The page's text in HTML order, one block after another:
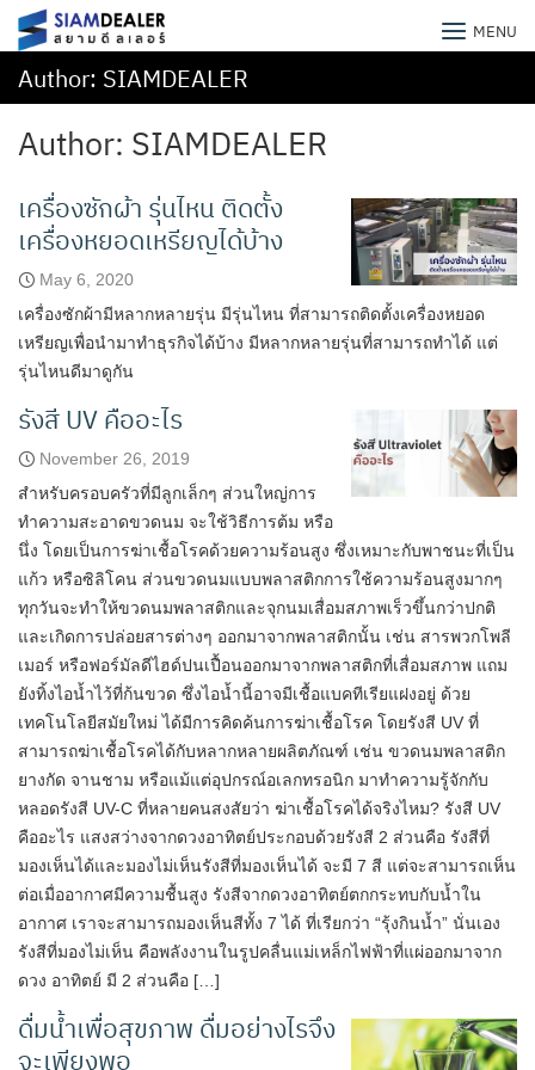
Skip
content
SiamDealer สยามดีลเลอร์ MENU
Author: SIAMDEALER
Author: SIAMDEALER
เครื่องซักผ้า รุ่นไหน ติดตั้ง
เครื่องหยอดเหรียญได้บ้าง
May 6, 2020
เครื่องซักผ้ามีหลากหลายรุ่น มีรุ่นไหน ที่สามารถติดตั้งเครื่องหยอด
เหรียญเพื่อนำมาทำธุรกิจได้บ้าง มีหลากหลายรุ่นที่สามารถทำได้ แต่
รุ่นไหนดีมาดูกัน
รังสี UV คืออะไร
November 26, 2019
สำหรับครอบครัวที่มีลูกเล็กๆ ส่วนใหญ่การ
ทำความสะอาดขวดนม จะใช้วิธีการต้ม หรือ
นึ่ง โดยเป็นการฆ่าเชื้อโรคด้วยความร้อนสูง ซึ่งเหมาะกับพาชนะที่เป็น
แก้ว หรือซิลิโคน ส่วนขวดนมแบบพลาสติกการใช้ความร้อนสูงมากๆ
ทุกวันจะทำให้ขวดนมพลาสติกและจุกนมเสื่อมสภาพเร็วขึ้นกว่าปกติ
และเกิดการปล่อยสารต่างๆ ออกมาจากพลาสติกนั้น เช่น สารพวกโพลี
เมอร์ หรือฟอร์มัลดีไฮด์ปนเปื้อนออกมาจากพลาสติกที่เสื่อมสภาพ แถม
ยังทิ้งไอน้ำไว้ที่ก้นขวด ซึ่งไอน้ำนี้อาจมีเชื้อแบคทีเรียแฝงอยู่ ด้วย
เทคโนโลยีสมัยใหม่ ได้มีการคิดค้นการฆ่าเชื้อโรค โดยรังสี UV ที่
สามารถฆ่าเชื้อโรคได้กับหลากหลายผลิตภัณฑ์ เช่น ขวดนมพลาสติก
ยางกัด จานชาม หรือแม้แต่อุปกรณ์อเลกทรอนิก มาทำความรู้จักกับ
หลอดรังสี UV-C ที่หลายคนสงสัยว่า ฆ่าเชื้อโรคได้จริงไหม? รังสี UV
คืออะไร แสงสว่างจากดวงอาทิตย์ประกอบด้วยรังสี 2 ส่วนคือ รังสีที่
มองเห็นได้และมองไม่เห็นรังสีที่มองเห็นได้ จะมี 7 สี แต่จะสามารถเห็น
ต่อเมื่ออากาศมีความชื้นสูง รังสีจากดวงอาทิตย์ตกกระทบกับน้ำใน
อากาศ เราจะสามารถมองเห็นสีทั้ง 7 ได้ ที่เรียกว่า “รุ้งกินน้ำ” นั่นเอง
รังสีที่มองไม่เห็น คือพลังงานในรูปคลื่นแม่เหล็กไฟฟ้าที่แผ่ออกมาจาก
ดวง อาทิตย์ มี 2 ส่วนคือ […]
ดื่มน้ำเพื่อสุขภาพ ดื่มอย่างไรจึง
จะเพียงพอ